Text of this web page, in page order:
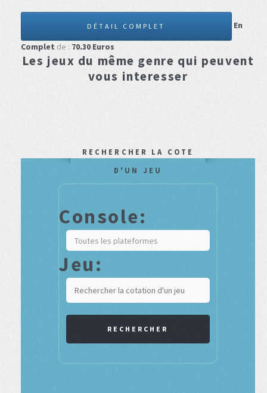
DÉTAIL COMPLET
En
Complet de : 70.30 Euros
Les jeux du même genre qui peuvent
vous interesser
RECHERCHER LA COTE
D'UN JEU
Console:
Jeu:
RECHERCHER